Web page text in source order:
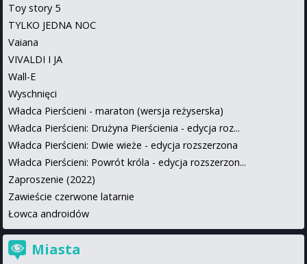
Toy story 5
TYLKO JEDNA NOC
Vaiana
VIVALDI I JA
Wall-E
Wyschnięci
Władca Pierścieni - maraton (wersja reżyserska)
Władca Pierścieni: Drużyna Pierścienia - edycja roz...
Władca Pierścieni: Dwie wieże - edycja rozszerzona
Władca Pierścieni: Powrót króla - edycja rozszerzon...
Zaproszenie (2022)
Zawieście czerwone latarnie
Łowca androidów
Miasta